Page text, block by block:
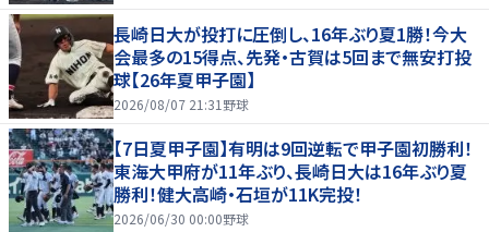
長崎日大が投打に圧倒し、16年ぶり夏1勝！今大
会最多の15得点、先発・古賀は5回まで無安打投
球【26年夏甲子園】
2026/08/07 21:31 野球
【7日夏甲子園】有明は9回逆転で甲子園初勝利！
東海大甲府が11年ぶり、長崎日大は16年ぶり夏
勝利！健大高崎・石垣が11K完投！
2026/06/30 00:00野球